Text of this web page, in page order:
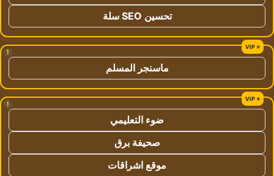
تحسين SEO سلة
!
ماسنجر المسلم
!
ضوء التعليمي
صحيفة برق
موقع اشراقات